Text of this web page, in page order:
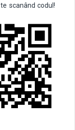
te scanând codul!